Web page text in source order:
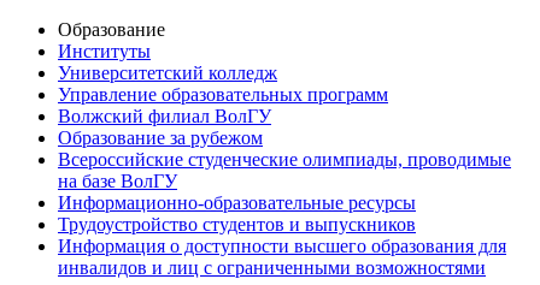
Образование
Институты
Университетский колледж
Управление образовательных программ
Волжский филиал ВолГУ
Образование за рубежом
Всероссийские студенческие олимпиады, проводимые
на базе ВолГУ
Информационно-образовательные ресурсы
Трудоустройство студентов и выпускников
Информация о доступности высшего образования для
инвалидов и лиц с ограниченными возможностями